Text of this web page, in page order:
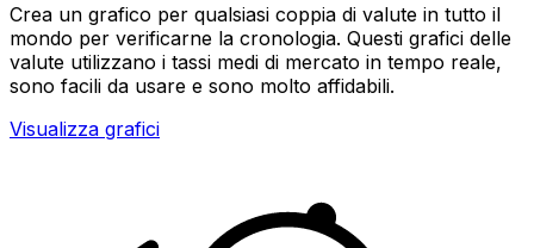
Crea un grafico per qualsiasi coppia di valute in tutto il
mondo per verificarne la cronologia. Questi grafici delle
valute utilizzano i tassi medi di mercato in tempo reale,
sono facili da usare e sono molto affidabili.
Visualizza grafici